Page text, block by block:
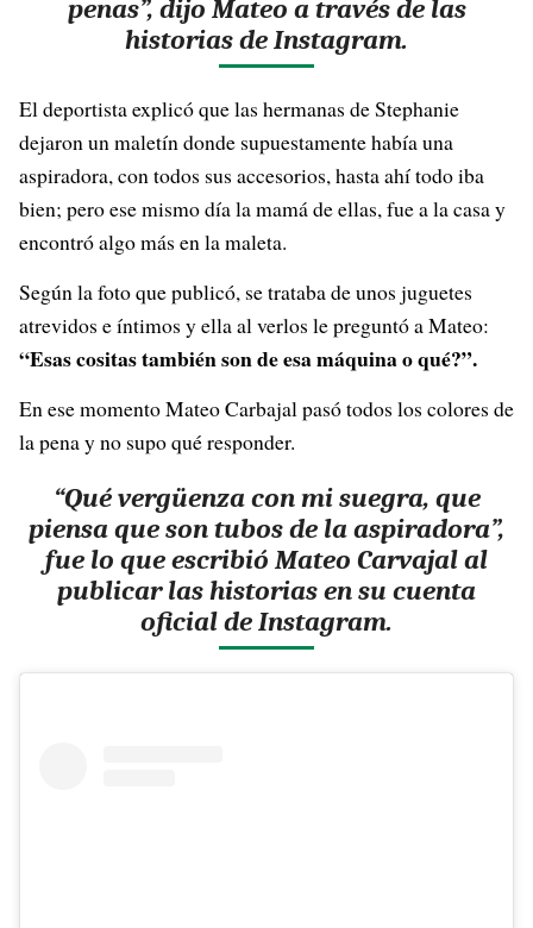
penas”, dijo Mateo a través de las
historias de Instagram.
El deportista explicó que las hermanas de Stephanie
dejaron un maletín donde supuestamente había una
aspiradora, con todos sus accesorios, hasta ahí todo iba
bien; pero ese mismo día la mamá de ellas, fue a la casa y
encontró algo más en la maleta.
Según la foto que publicó, se trataba de unos juguetes
atrevidos e íntimos y ella al verlos le preguntó a Mateo:
“Esas cositas también son de esa máquina o qué?”.
En ese momento Mateo Carbajal pasó todos los colores de
la pena y no supo qué responder.
“Qué vergüenza con mi suegra, que
piensa que son tubos de la aspiradora”,
fue lo que escribió Mateo Carvajal al
publicar las historias en su cuenta
oficial de Instagram.